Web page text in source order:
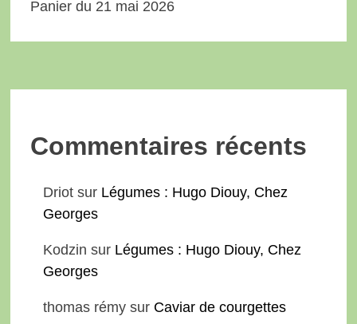
Panier du 21 mai 2026
Commentaires récents
Driot sur Légumes : Hugo Diouy, Chez
Georges
Kodzin sur Légumes : Hugo Diouy, Chez
Georges
thomas rémy sur Caviar de courgettes